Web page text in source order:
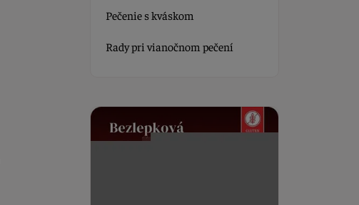
Pečenie s kváskom
Rady pri vianočnom pečení